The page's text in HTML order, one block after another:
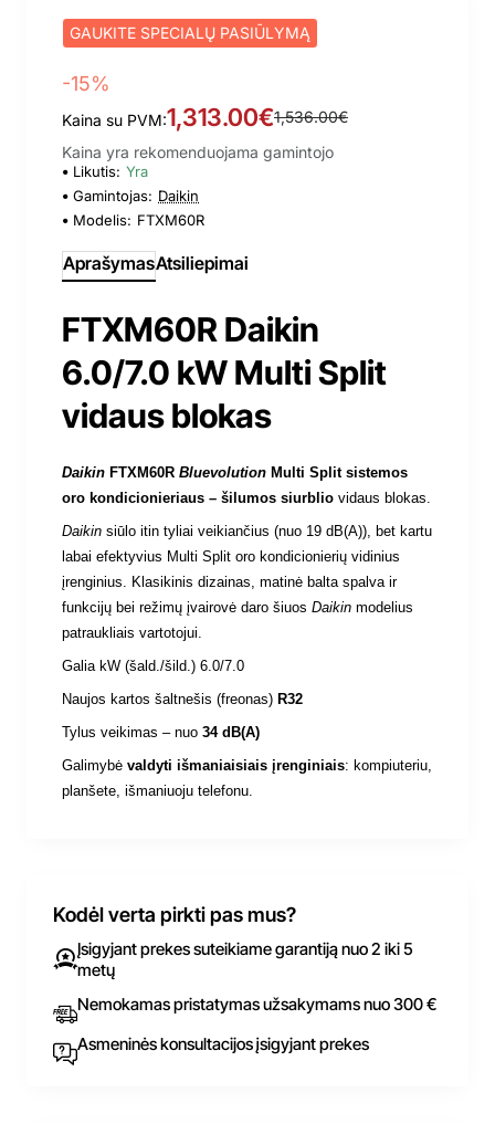
GAUKITE SPECIALŲ PASIŪLYMĄ
-15%
Kaina su PVM:1,313.00€1,536.00€
Kaina yra rekomenduojama gamintojo
Likutis: Yra
Gamintojas: Daikin
Modelis: FTXM60R
AprašymasAtsiliepimai
FTXM60R Daikin
6.0/7.0 kW Multi Split
vidaus blokas
Daikin FTXM60R Bluevolution Multi Split sistemos
oro kondicionieriaus – šilumos siurblio vidaus blokas.
Daikin siūlo itin tyliai veikiančius (nuo 19 dB(A)), bet kartu
labai efektyvius Multi Split oro kondicionierių vidinius
įrenginius. Klasikinis dizainas, matinė balta spalva ir
funkcijų bei režimų įvairovė daro šiuos Daikin modelius
patraukliais vartotojui.
Galia kW (šald./šild.) 6.0/7.0
Naujos kartos šaltnešis (freonas) R32
Tylus veikimas – nuo 34 dB(A)
Galimybė valdyti išmaniaisiais įrenginiais: kompiuteriu,
planšete, išmaniuoju telefonu.
Kodėl verta pirkti pas mus?
Įsigyjant prekes suteikiame garantiją nuo 2 iki 5
metų
Nemokamas pristatymas užsakymams nuo 300 €
Asmeninės konsultacijos įsigyjant prekes